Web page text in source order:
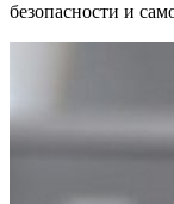
безопасности и